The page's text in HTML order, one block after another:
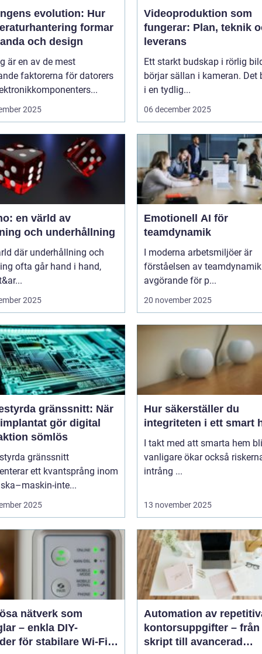
evolution: Hur
formar
och design
är en av de mest
faktorerna för datorers
2025
Videoproduktion som
fungerar: Plan, teknik
leverans
Ett starkt budskap i rörlig
börjar sällan i kameran. Det
i en tydlig...
06 december 2025
en värld av
och underhållning
där underhållning och
ofta går hand i hand,
2025
Emotionell AI för
teamdynamik
I moderna arbetsmiljöer är
förståelsen av teamdynamik
avgörande för p...
20 november 2025
gränssnitt: När
gör digital
sömlös
gränssnitt
ett kvantsprång inom
inte...
2025
Hur säkerställer du
integriteten i ett smart
I takt med att smarta hem
vanligare ökar också
intrång ...
13 november 2025
nätverk som
– enkla DIY-
för stabilare Wi-Fi i
Automation av
kontorsuppgifter – från
skript till avancerad